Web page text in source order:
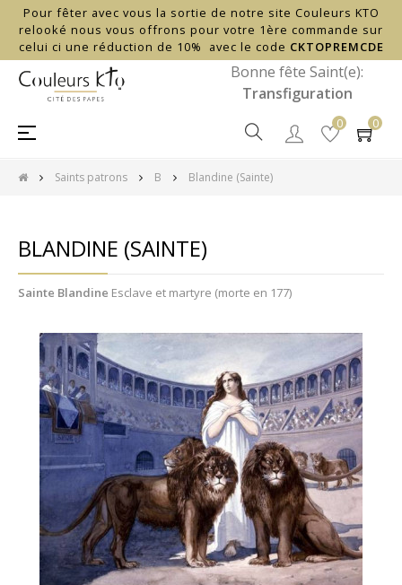
Pour fêter avec vous la sortie de notre site Couleurs KTO
relooké nous vous offrons pour votre 1ère commande sur
celui ci une réduction de 10% avec le code CKTOPREMCDE
Bonne fête Saint(e):
Transfiguration
0 0
Basculer
navigation
☰
Saints patrons B Blandine (Sainte)
BLANDINE (SAINTE)
Sainte Blandine Esclave et martyre (morte en 177)